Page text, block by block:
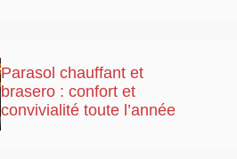
Parasol chauffant et
brasero : confort et
convivialité toute l’année